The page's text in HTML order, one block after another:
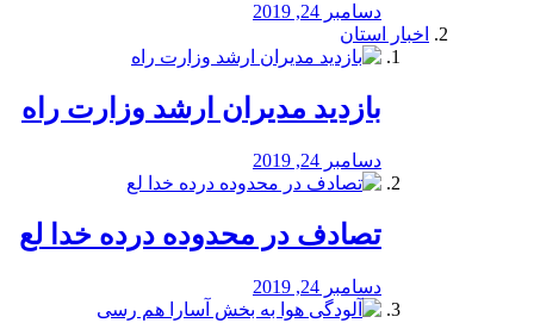
دسامبر 24, 2019
اخبار استان
بازدید مدیران ارشد وزارت راه
دسامبر 24, 2019
تصادف در محدوده درده خدا لع
دسامبر 24, 2019